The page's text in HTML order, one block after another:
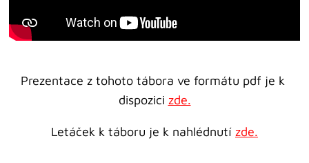
Prezentace z tohoto tábora ve formátu pdf je k
dispozici zde.
Letáček k táboru je k nahlédnutí zde.